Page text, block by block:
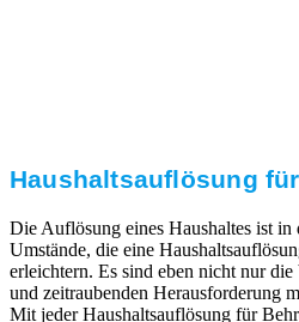
Haushaltsauflösung
Die Auflösung eines Haushaltes ist
Umstände, die eine
erleichtern. Es sind eben nicht nur
und zeitraubenden Herausforderung
Mit jeder Haushaltsauflösung für